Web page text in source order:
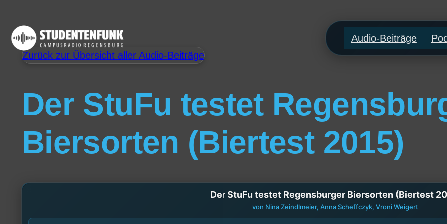
Audio-Beiträge
Zurück zur Übersicht aller Audio-Beiträge
Der StuFu testet
Biersorten (Biertest 2015)
Der StuFu testet Regensburger Biersorten (Biertest
von Nina Zeindlmeier, Anna Scheffczyk, Vroni Weigert